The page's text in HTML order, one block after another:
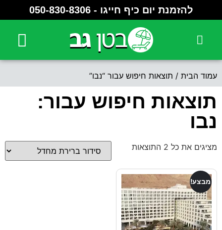
להזמנת יום כיף חייגו - ⁦050-830-8306⁩
עמוד הבית / תוצאות חיפוש עבור “נבו”
תוצאות חיפוש עבור:
נבו
מציגים את כל ⁦2⁩ התוצאות
מבצע!